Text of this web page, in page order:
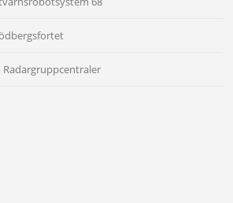
Radargruppcentraler